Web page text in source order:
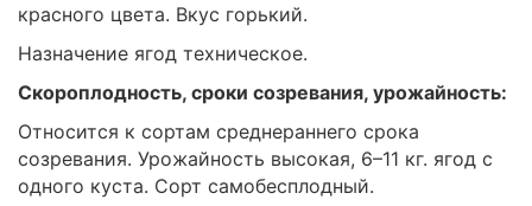
красного цвета. Вкус горький.
Назначение ягод техническое.
Скороплодность, сроки созревания, урожайность:
Относится к сортам среднераннего срока
созревания. Урожайность высокая, 6–11 кг. ягод с
одного куста. Сорт самобесплодный.